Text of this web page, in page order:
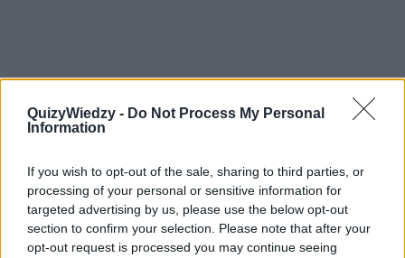
QuizyWiedzy - Do Not Process My Personal
Information
If you wish to opt-out of the sale, sharing to third parties, or
processing of your personal or sensitive information for
targeted advertising by us, please use the below opt-out
section to confirm your selection. Please note that after your
opt-out request is processed you may continue seeing